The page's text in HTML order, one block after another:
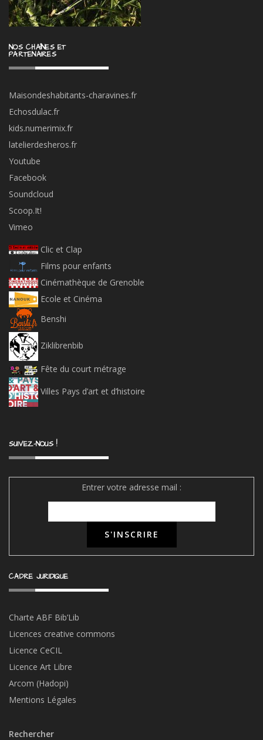
NOS CHAÎNES ET
PARTENAIRES
Maisondeshabitants-charavines.fr
Echosdulac.fr
kids.numerimix.fr
latelierdesheros.fr
Youtube
Facebook
Soundcloud
Scoop.It!
Vimeo
Clic et Clap
Films pour enfants
Cinémathèque de Grenoble
Ecole et Cinéma
Benshi
Ziklibrenbib
Fête du court métrage
Villes Pays d’art et d’histoire
SUIVEZ-NOUS !
Entrer votre adresse mail :
CADRE JURIDIQUE
Charte ABF Bib’Lib
Licences creative commons
Licence CeCIL
Licence Art Libre
Arcom (Hadopi)
Mentions Légales
Rechercher